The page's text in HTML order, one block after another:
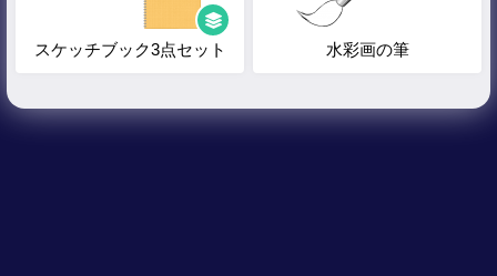
スケッチブック3点セット 水彩画の筆